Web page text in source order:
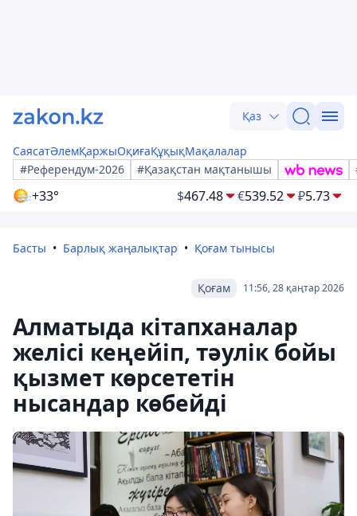
Қаз
СаясатӘлемҚаржыОқиғаҚұқықМақалалар
#Референдум-2026
#Қазақстан мақтанышы
+33° $467.48 €539.52 ₽5.73
Басты Барлық жаңалықтар Қоғам тынысы
11:56, 28 қаңтар 2026
Қоғам
Алматыда кітапханалар
желісі кеңейіп, тәулік бойы
қызмет көрсететін
нысандар көбейді